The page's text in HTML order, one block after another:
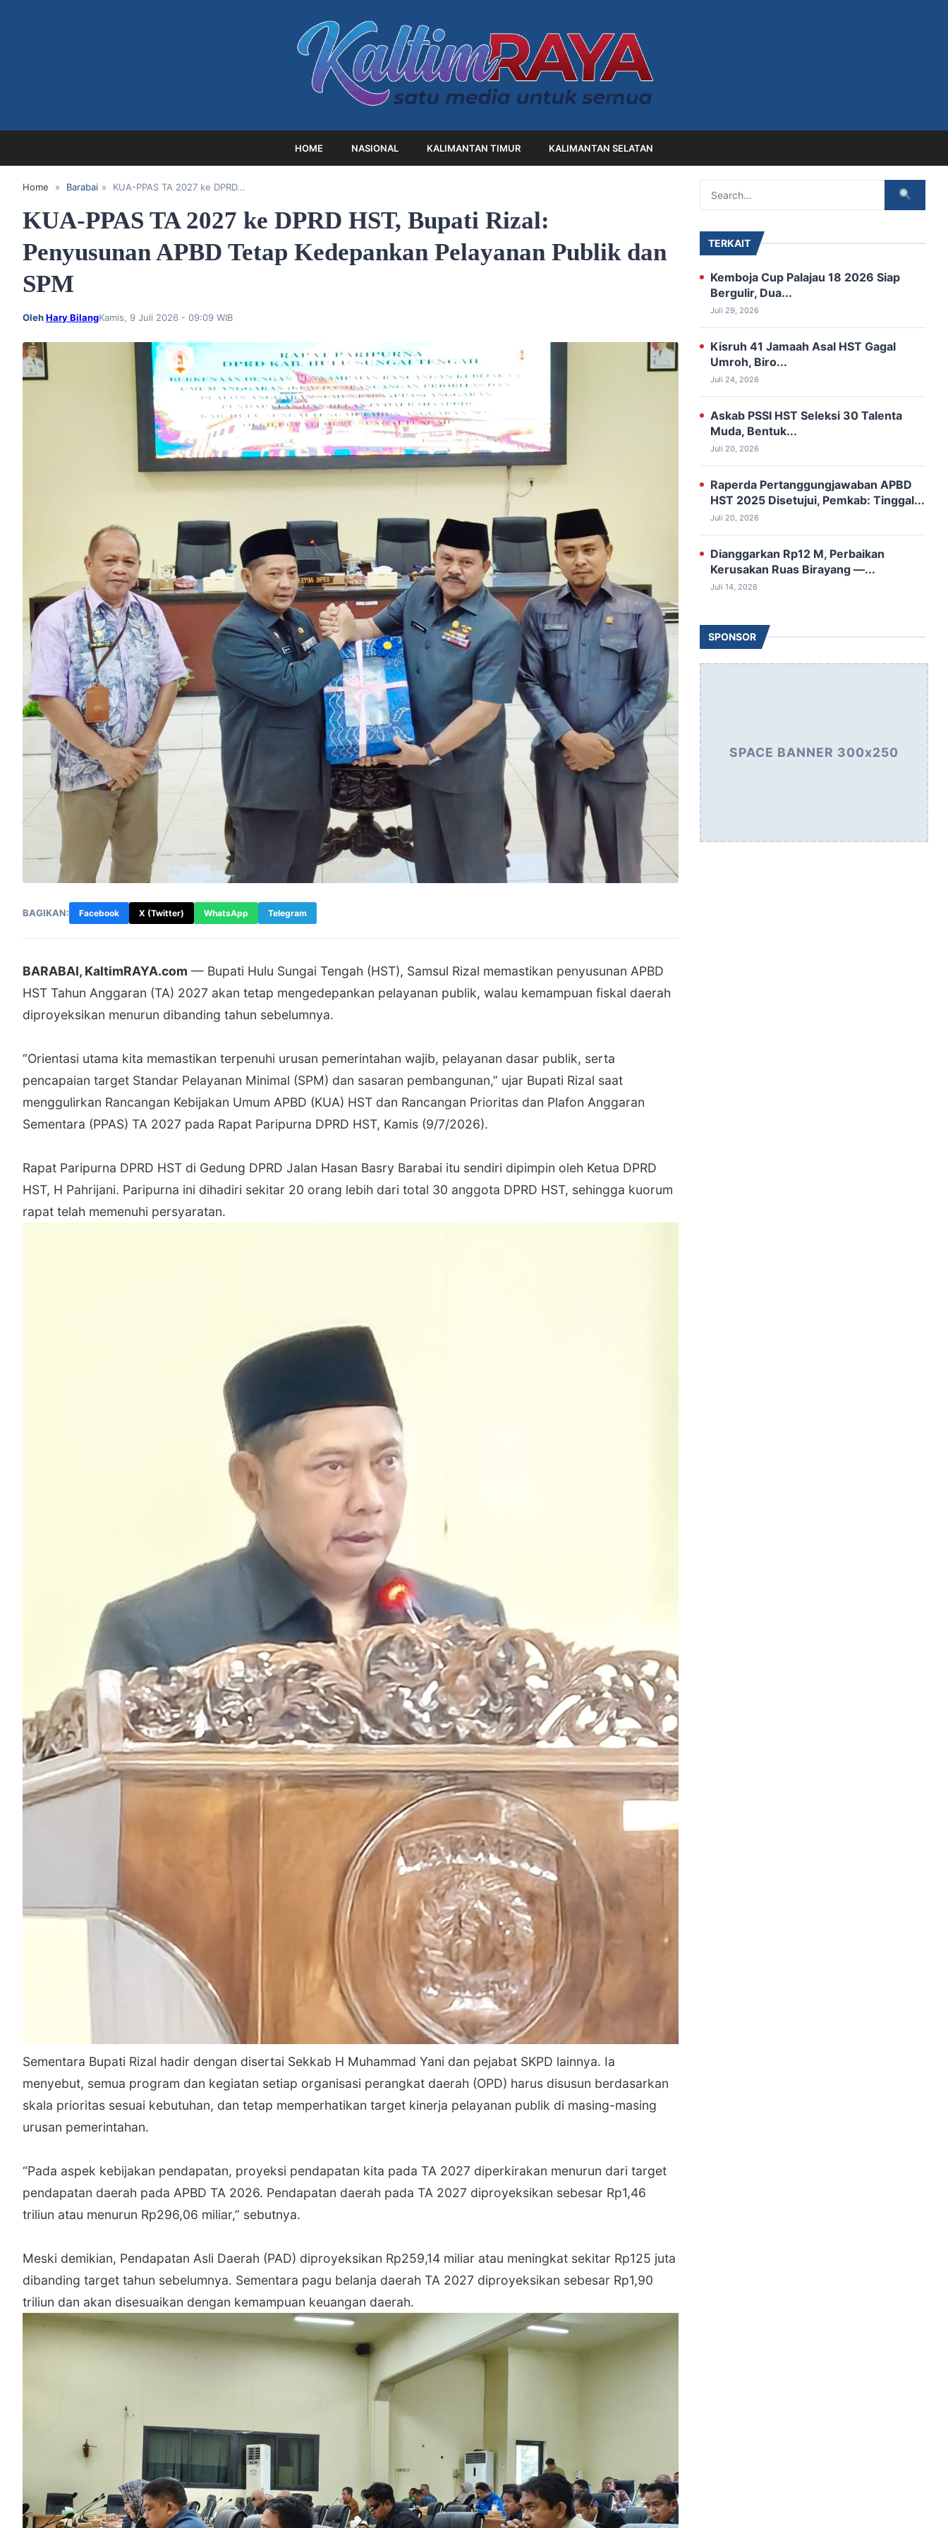
HOME NASIONAL KALIMANTAN TIMUR KALIMANTAN SELATAN
Home » Barabai » ‎KUA-PPAS TA 2027 ke DPRD...
‎KUA-PPAS TA 2027 ke DPRD HST, Bupati Rizal:
Penyusunan APBD Tetap Kedepankan Pelayanan Publik dan
SPM
OlehHary BilangKamis, 9 Juli 2026 - 09:09 WIB
BAGIKAN: Facebook X (Twitter) WhatsApp Telegram
BARABAI, KaltimRAYA.com — Bupati Hulu Sungai Tengah (HST), Samsul Rizal memastikan penyusunan APBD
HST Tahun Anggaran (TA) 2027 akan tetap mengedepankan pelayanan publik, walau kemampuan fiskal daerah
diproyeksikan menurun dibanding tahun sebelumnya.
‎“Orientasi utama kita memastikan terpenuhi urusan pemerintahan wajib, pelayanan dasar publik, serta
pencapaian target Standar Pelayanan Minimal (SPM) dan sasaran pembangunan,” ujar Bupati Rizal saat
menggulirkan Rancangan Kebijakan Umum APBD (KUA) HST dan Rancangan Prioritas dan Plafon Anggaran
Sementara (PPAS) TA 2027 pada Rapat Paripurna DPRD HST, Kamis (9/7/2026).
‎Rapat Paripurna DPRD HST di Gedung DPRD Jalan Hasan Basry Barabai itu sendiri dipimpin oleh Ketua DPRD
HST, H Pahrijani. Paripurna ini dihadiri sekitar 20 orang lebih dari total 30 anggota DPRD HST, sehingga kuorum
rapat telah memenuhi persyaratan.
‎Sementara Bupati Rizal hadir dengan disertai Sekkab H Muhammad Yani dan pejabat SKPD lainnya. Ia
menyebut, semua program dan kegiatan setiap organisasi perangkat daerah (OPD) harus disusun berdasarkan
skala prioritas sesuai kebutuhan, dan tetap memperhatikan target kinerja pelayanan publik di masing-masing
urusan pemerintahan.
‎“Pada aspek kebijakan pendapatan, proyeksi pendapatan kita pada TA 2027 diperkirakan menurun dari target
pendapatan daerah pada APBD TA 2026. Pendapatan daerah pada TA 2027 diproyeksikan sebesar Rp1,46
triliun atau menurun Rp296,06 miliar,” sebutnya.
‎Meski demikian, Pendapatan Asli Daerah (PAD) diproyeksikan Rp259,14 miliar atau meningkat sekitar Rp125 juta
dibanding target tahun sebelumnya. Sementara pagu belanja daerah TA 2027 diproyeksikan sebesar Rp1,90
triliun dan akan disesuaikan dengan kemampuan keuangan daerah.
TERKAIT
‎Kemboja Cup Palajau 18 2026 Siap
‎Bergulir, Dua...
Juli 29, 2026
Kisruh 41 Jamaah Asal HST Gagal
Umroh, Biro...
Juli 24, 2026
‎Askab PSSI HST Seleksi 30 ‎Talenta
Muda, Bentuk...
Juli 20, 2026
‎Raperda Pertanggungjawaban APBD
‎HST 2025 Disetujui, Pemkab: Tinggal...
Juli 20, 2026
‎Dianggarkan Rp12 M, Perbaikan
‎Kerusakan Ruas Birayang —...
Juli 14, 2026
SPONSOR
SPACE BANNER 300x250